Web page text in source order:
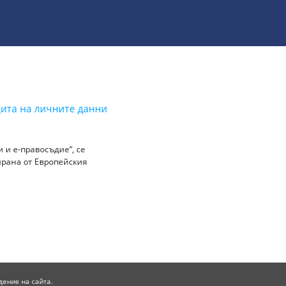
на личните данни
е-правосъдие“, се
от Европейския
на сайта.